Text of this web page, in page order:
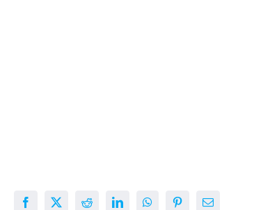
Facebook
X RedditLinkedInWhatsAppPinterest
E-